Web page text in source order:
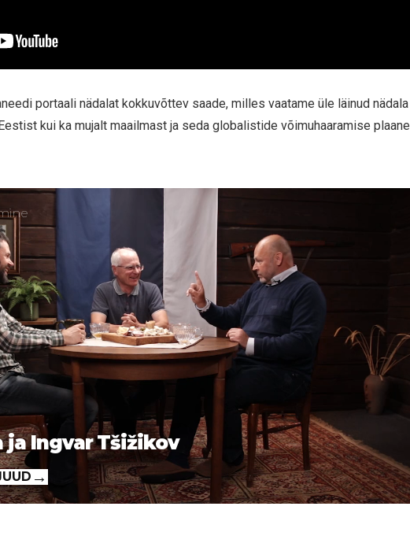
portaali nädalat kokkuvõttev saade, milles vaatame üle läinud nädala
kui ka mujalt maailmast ja seda globalistide võimuhaaramise plaane
ja Ingvar Tšižikov